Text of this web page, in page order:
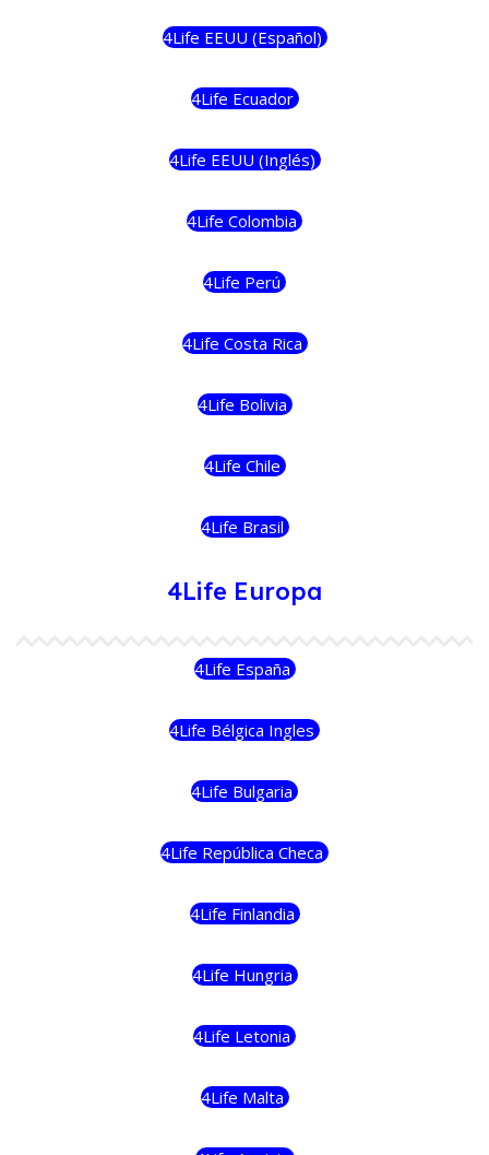
4Life EEUU (Español)
4Life Ecuador
4Life EEUU (Inglés)
4Life Colombia
4Life Perú
4Life Costa Rica
4Life Bolivia
4Life Chile
4Life Brasil
4Life Europa
4Life España
4Life Bélgica Ingles
4Life Bulgaria
4Life República Checa
4Life Finlandia
4Life Hungria
4Life Letonia
4Life Malta